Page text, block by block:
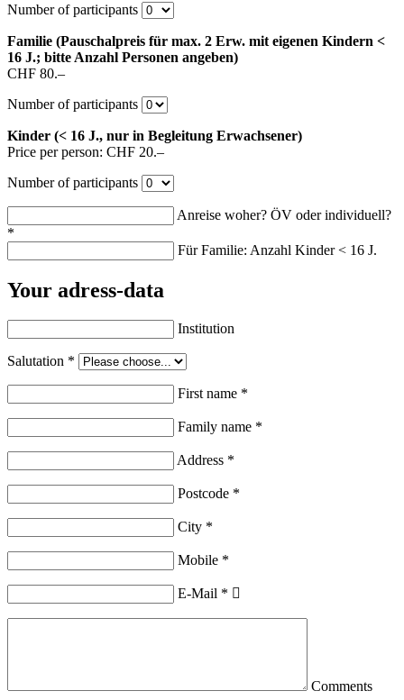
Number of participants
Familie (Pauschalpreis für max. 2 Erw. mit eigenen Kindern <
16 J.; bitte Anzahl Personen angeben)
CHF 80.–
Number of participants
Kinder (< 16 J., nur in Begleitung Erwachsener)
Price per person: CHF 20.–
Number of participants
Anreise woher? ÖV oder individuell?
*
Für Familie: Anzahl Kinder < 16 J.
Your adress-data
Institution
Salutation *
First name *
Family name *
Address *
Postcode *
City *
Mobile *
E-Mail *
Comments